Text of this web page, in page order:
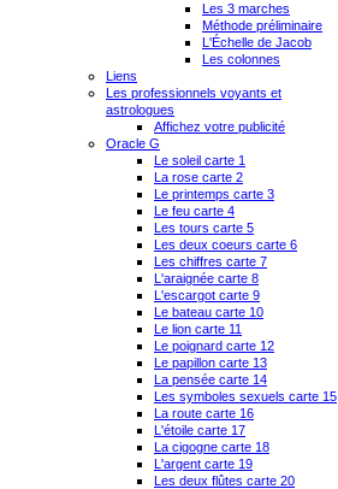
Les 3 marches
Méthode préliminaire
L'Échelle de Jacob
Les colonnes
Liens
Les professionnels voyants et
astrologues
Affichez votre publicité
Oracle G
Le soleil carte 1
La rose carte 2
Le printemps carte 3
Le feu carte 4
Les tours carte 5
Les deux coeurs carte 6
Les chiffres carte 7
L'araignée carte 8
L'escargot carte 9
Le bateau carte 10
Le lion carte 11
Le poignard carte 12
Le papillon carte 13
La pensée carte 14
Les symboles sexuels carte 15
La route carte 16
L'étoile carte 17
La cigogne carte 18
L'argent carte 19
Les deux flûtes carte 20